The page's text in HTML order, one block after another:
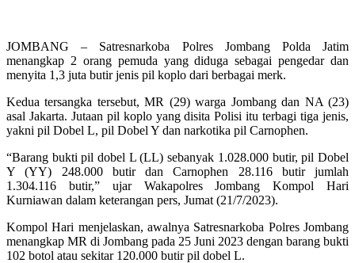
JOMBANG – Satresnarkoba Polres Jombang Polda Jatim
menangkap 2 orang pemuda yang diduga sebagai pengedar dan
menyita 1,3 juta butir jenis pil koplo dari berbagai merk.
Kedua tersangka tersebut, MR (29) warga Jombang dan NA (23)
asal Jakarta. Jutaan pil koplo yang disita Polisi itu terbagi tiga jenis,
yakni pil Dobel L, pil Dobel Y dan narkotika pil Carnophen.
“Barang bukti pil dobel L (LL) sebanyak 1.028.000 butir, pil Dobel
Y (YY) 248.000 butir dan Carnophen 28.116 butir jumlah
1.304.116 butir,” ujar Wakapolres Jombang Kompol Hari
Kurniawan dalam keterangan pers, Jumat (21/7/2023).
Kompol Hari menjelaskan, awalnya Satresnarkoba Polres Jombang
menangkap MR di Jombang pada 25 Juni 2023 dengan barang bukti
102 botol atau sekitar 120.000 butir pil dobel L.